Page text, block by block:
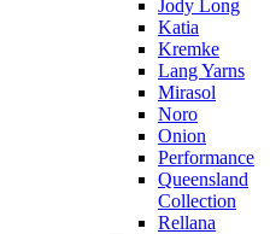
Jody Long
Katia
Kremke
Lang Yarns
Mirasol
Noro
Onion
Performance
Queensland
Collection
Rellana